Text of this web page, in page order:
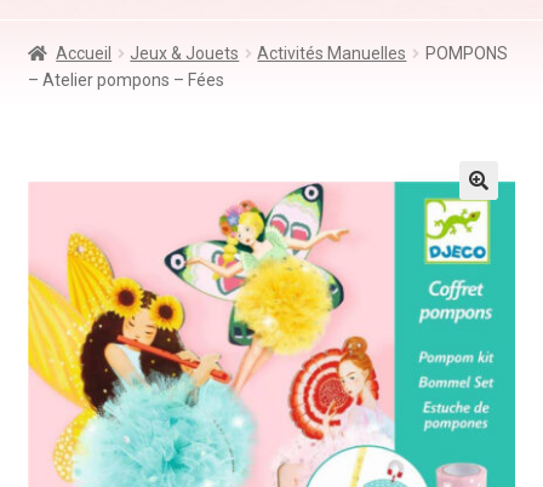
Jeux & Jouets
Accueil Jeux & Jouets Activités Manuelles
POMPONS
– Atelier pompons – Fées